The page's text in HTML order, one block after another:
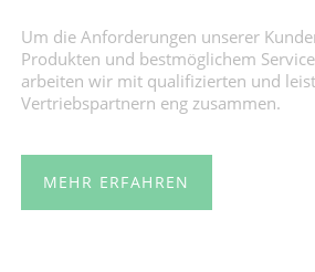
Um die Anforderungen unserer
Produkten und bestmöglichem
arbeiten wir mit qualifizierten und
Vertriebspartnern eng zusammen.
MEHR ERFAHREN